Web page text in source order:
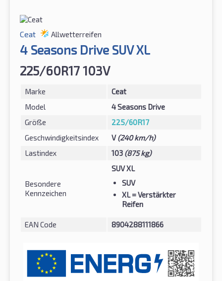
Ceat Allwetterreifen
4 Seasons Drive SUV XL
225/60R17 103V
Marke
Ceat
Model
4 Seasons Drive
Größe
225/60R17
Geschwindigkeitsindex
V(240 km/h)
Lastindex
103 (875 kg)
Besondere
Kennzeichen
SUV XL
SUV
XL= Verstärkter
Reifen
EAN Code 8904288111866